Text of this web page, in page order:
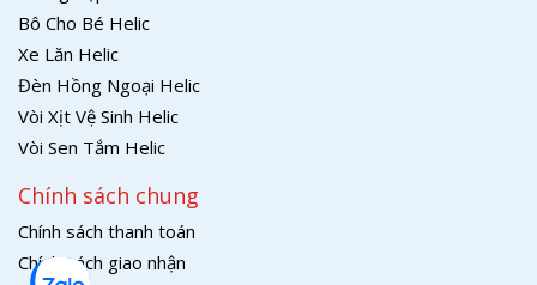
Bô Cho Bé Helic
Xe Lăn Helic
Đèn Hồng Ngoại Helic
Vòi Xịt Vệ Sinh Helic
Vòi Sen Tắm Helic
Chính sách chung
Chính sách thanh toán
Chính sách giao nhận